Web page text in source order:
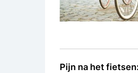
Pijn na het